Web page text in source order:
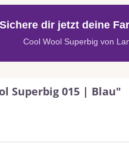
Sichere dir jetzt deine
Cool Wool Superbig von
Superbig 015 | Blau"